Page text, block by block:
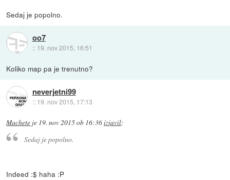
Sedaj je popolno.
oo7
:: 19. nov 2015, 16:51
Koliko map pa je trenutno?
neverjetni99
:: 19. nov 2015, 17:13
Machete je 19. nov 2015 ob 16:36izjavil:
Sedaj je popolno.
Indeed :$ haha :P